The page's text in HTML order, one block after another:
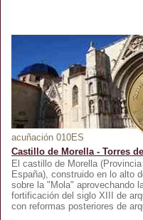
acuñación 010ES
Castillo de Morella - Torres
El castillo de Morella
España), construido en lo alto
sobre la "Mola" aprovechando
fortificación del siglo XIII de
con reformas posteriores de